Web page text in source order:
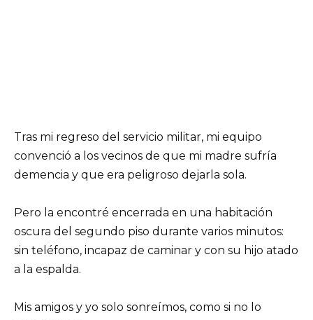
Tras mi regreso del servicio militar, mi equipo
convenció a los vecinos de que mi madre sufría
demencia y que era peligroso dejarla sola.
Pero la encontré encerrada en una habitación
oscura del segundo piso durante varios minutos:
sin teléfono, incapaz de caminar y con su hijo atado
a la espalda.
Mis amigos y yo solo sonreímos, como si no lo